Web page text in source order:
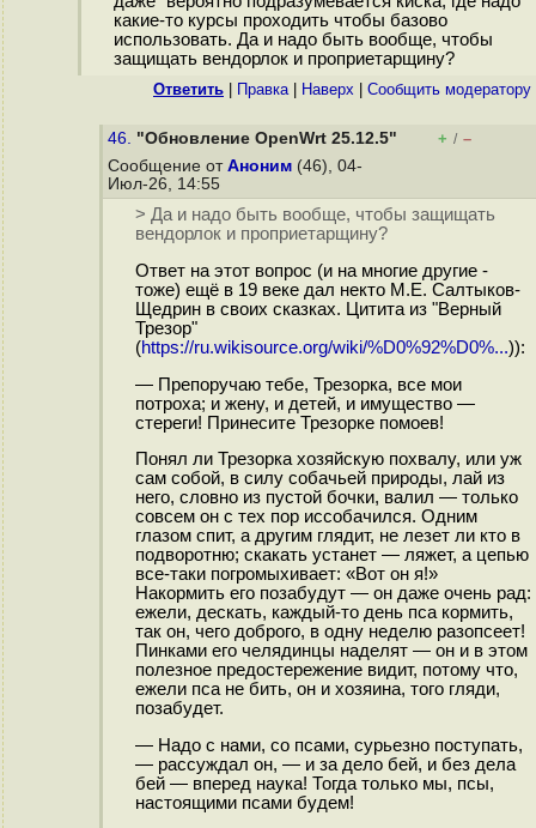
какие-то курсы проходить чтобы базово
использовать. Да и надо быть вообще, чтобы
защищать вендорлок и проприетарщину?
Ответить Правка| Наверх Cообщить модератору
46. "Обновление OpenWrt 25.12.5" + / –
Сообщение от Аноним (46), 04-
Июл-26, 14:55
> Да и надо быть вообще, чтобы защищать
вендорлок и проприетарщину?
Ответ на этот вопрос (и на многие другие -
тоже) ещё в 19 веке дал некто М.Е. Салтыков-
Щедрин в своих сказках. Цитита из "Верный
Трезор"
(https://ru.wikisource.org/wiki/%D0%92%D0%...)):
— Препоручаю тебе, Трезорка, все мои
потроха; и жену, и детей, и имущество —
стереги! Принесите Трезорке помоев!
Понял ли Трезорка хозяйскую похвалу, или уж
сам собой, в силу собачьей природы, лай из
него, словно из пустой бочки, валил — только
совсем он с тех пор иссобачился. Одним
глазом спит, а другим глядит, не лезет ли кто в
подворотню; скакать устанет — ляжет, а цепью
все-таки погромыхивает: «Вот он я!»
Накормить его позабудут — он даже очень рад:
ежели, дескать, каждый-то день пса кормить,
так он, чего доброго, в одну неделю разопсеет!
Пинками его челядинцы наделят — он и в этом
полезное предостережение видит, потому что,
ежели пса не бить, он и хозяина, того гляди,
позабудет.
— Надо с нами, со псами, сурьезно поступать,
— рассуждал он, — и за дело бей, и без дела
бей — вперед наука! Тогда только мы, псы,
настоящими псами будем!